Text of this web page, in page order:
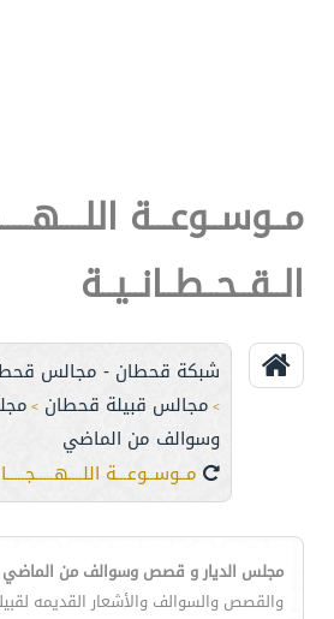
مــوســوعـــة
الــقــحــطــانــيــة
شبكة قحطان - مجالس
> مجالس قبيلة قحطان >
وسوالف من الماضي
مــوســوعـــة
مجلس الديار و قصص وسوالف من الماضي
والقصص والسوالف والأشعار القديمه